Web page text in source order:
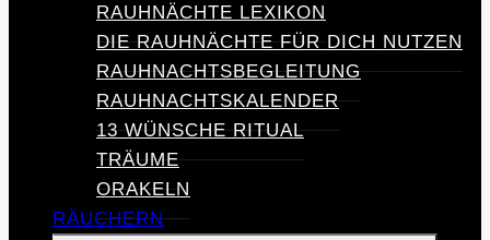
RAUHNÄCHTE LEXIKON
DIE RAUHNÄCHTE FÜR DICH NUTZEN
RAUHNACHTSBEGLEITUNG
RAUHNACHTSKALENDER
13 WÜNSCHE RITUAL
TRÄUME
ORAKELN
RÄUCHERN